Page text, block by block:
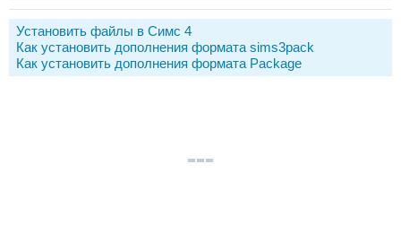
Установить файлы в Симс 4
Как установить дополнения формата sims3pack
Как установить дополнения формата Package